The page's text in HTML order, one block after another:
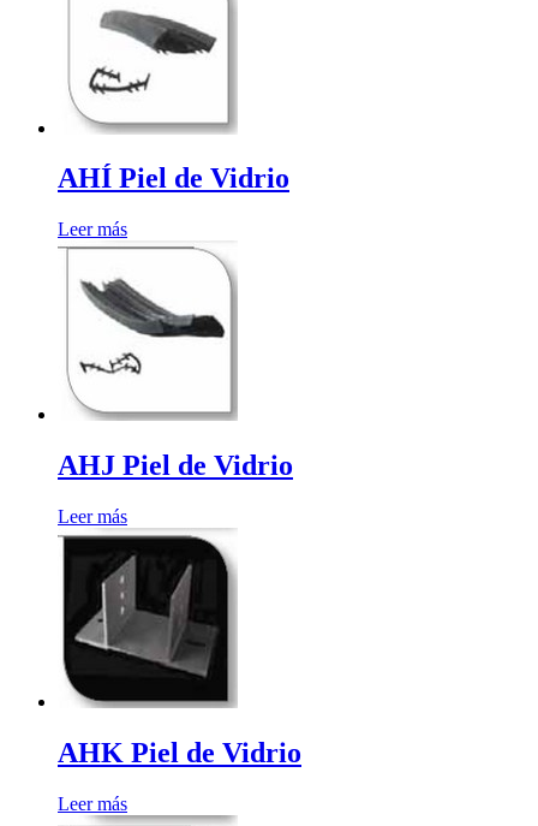
AHÍ Piel de Vidrio
Leer más
AHJ Piel de Vidrio
Leer más
AHK Piel de Vidrio
Leer más